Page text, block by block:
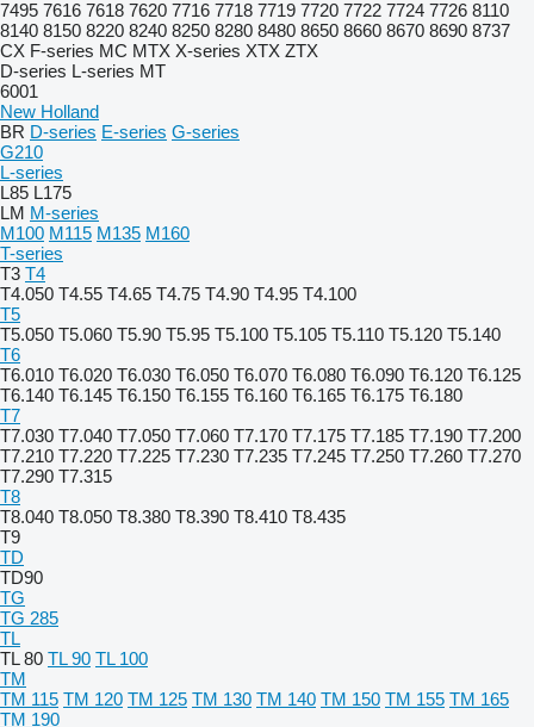
7495 7616 7618 7620 7716 7718 7719 7720 7722 7724 7726 8110
8140 8150 8220 8240 8250 8280 8480 8650 8660 8670 8690 8737
CX F-series MC MTX X-series XTX ZTX
D-series L-series MT
6001
New Holland
BR D-series E-series G-series
G210
L-series
L85 L175
LM M-series
M100 M115 M135 M160
T-series
T3 T4
T4.050 T4.55 T4.65 T4.75 T4.90 T4.95 T4.100
T5
T5.050 T5.060 T5.90 T5.95 T5.100 T5.105 T5.110 T5.120 T5.140
T6
T6.010 T6.020 T6.030 T6.050 T6.070 T6.080 T6.090 T6.120 T6.125
T6.140 T6.145 T6.150 T6.155 T6.160 T6.165 T6.175 T6.180
T7
T7.030 T7.040 T7.050 T7.060 T7.170 T7.175 T7.185 T7.190 T7.200
T7.210 T7.220 T7.225 T7.230 T7.235 T7.245 T7.250 T7.260 T7.270
T7.290 T7.315
T8
T8.040 T8.050 T8.380 T8.390 T8.410 T8.435
T9
TD
TD90
TG
TG 285
TL
TL 80 TL 90 TL 100
TM
TM 115 TM 120 TM 125 TM 130 TM 140 TM 150 TM 155 TM 165
TM 190